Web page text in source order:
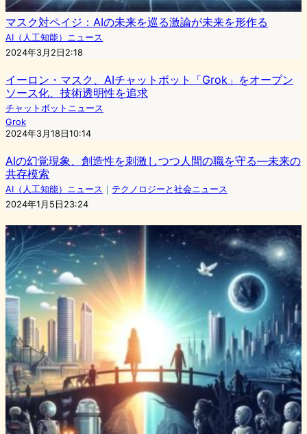
マスク対ペイジ：AIの未来を巡る激論が未来を形作る
AI（人工知能）ニュース
2024年3月2日2:18
イーロン・マスク、AIチャットボット「Grok」をオープン
ソース化、技術透明性を追求
チャットボットニュース
Grok
2024年3月18日10:14
AIの幻覚現象、創造性を刺激しつつ人間の職を守る―未来の
共存模索
AI（人工知能）ニュース ｜ テクノロジーと社会ニュース
2024年1月5日23:24